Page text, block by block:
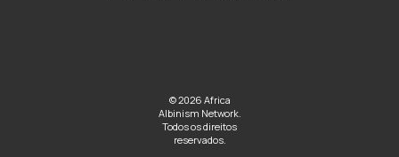
© 2026 Africa
Albinism Network.
Todos os direitos
reservados.